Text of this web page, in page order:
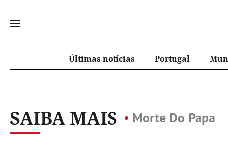
Últimas notícias Portugal
SAIBA MAIS Morte Do Papa